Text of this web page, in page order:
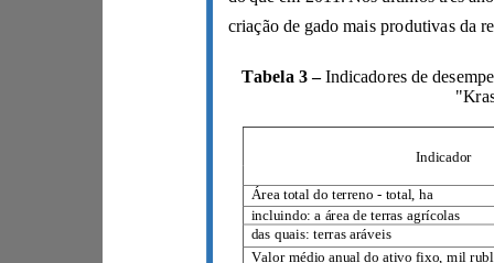
Tabela 3–
Indicador
Área total do terreno - total, ha
incluindo: a área de terras agrícolas
das quais: terras aráveis